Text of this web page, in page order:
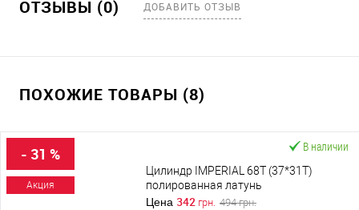
ОТЗЫВЫ (0) ДОБАВИТЬ ОТЗЫВ
ПОХОЖИЕ ТОВАРЫ (8)
- 31 %
Акция
В наличии
Цилиндр IMPERIAL 68T (37*31T)
полированная латунь
Цена 342 грн. 494грн.